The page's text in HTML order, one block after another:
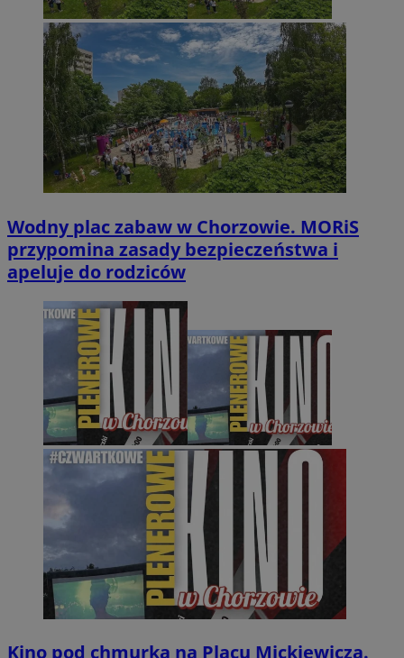
Wodny plac zabaw w Chorzowie. MORiS
przypomina zasady bezpieczeństwa i
apeluje do rodziców
Kino pod chmurką na Placu Mickiewicza.